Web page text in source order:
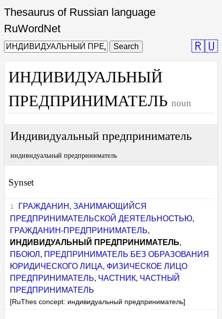
Thesaurus of Russian language
RuWordNet
Search 🇷🇺
ИНДИВИДУАЛЬНЫЙ
ПРЕДПРИНИМАТЕЛЬ noun
Индивидуальный предприниматель
индивидуальный предприниматель
Synset
ГРАЖДАНИН, ЗАНИМАЮЩИЙСЯ
ПРЕДПРИНИМАТЕЛЬСКОЙ ДЕЯТЕЛЬНОСТЬЮ,
ГРАЖДАНИН-ПРЕДПРИНИМАТЕЛЬ,
ИНДИВИДУАЛЬНЫЙ ПРЕДПРИНИМАТЕЛЬ,
ПБОЮЛ , ПРЕДПРИНИМАТЕЛЬ БЕЗ ОБРАЗОВАНИЯ
ЮРИДИЧЕСКОГО ЛИЦА, ФИЗИЧЕСКОЕ ЛИЦО
ПРЕДПРИНИМАТЕЛЬ, ЧАСТНИК, ЧАСТНЫЙ
ПРЕДПРИНИМАТЕЛЬ
[RuThes concept: индивидуальный предприниматель]